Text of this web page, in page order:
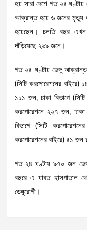
হয় সারা দেশে গত ২৪ ঘণ্টায়
আক্রান্ত হয়ে ৬ জনের মৃত্যু
হয়েছেন। চলতি বছর এখন
দাঁড়িয়েছে ২৬৯ জনে।
গত ২৪ ঘণ্টায় ডেঙ্গু আক্রান্ত
(সিটি করপোরেশনের বাইরে)
১১১ জন, ঢাকা বিভাগে
করপোরেশনে ২২৭ জন, ঢাকা
বিভাগে (সিটি
করপোরেশনের বাইরে)
গত ২৪ ঘণ্টায় ৯৭০ জন
বছরে এ যাবত হাসপাতাল
ডেঙ্গুরোগী।